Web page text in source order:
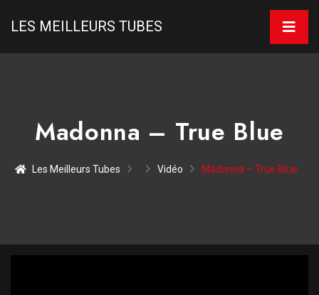
LES MEILLEURS TUBES
Madonna – True Blue
Les Meilleurs Tubes Vidéo Madonna – True Blue